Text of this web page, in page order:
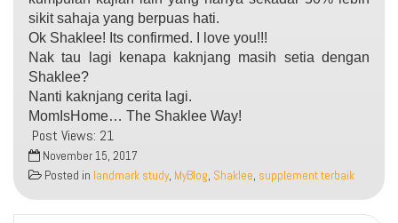
sikit sahaja yang berpuas hati.
Ok Shaklee! Its confirmed. I love you!!!
Nak tau lagi kenapa kaknjang masih setia dengan
Shaklee?
Nanti kaknjang cerita lagi.
MomIsHome… The Shaklee Way!
Post Views: 21
November 15, 2017
Posted in landmark study, MyBlog, Shaklee, supplement terbaik